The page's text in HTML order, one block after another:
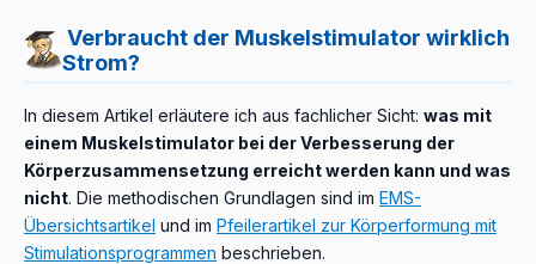
Verbraucht der Muskelstimulator wirklich
Strom?
In diesem Artikel erläutere ich aus fachlicher Sicht: was mit
einem Muskelstimulator bei der Verbesserung der
Körperzusammensetzung erreicht werden kann und was
nicht. Die methodischen Grundlagen sind im EMS-
Übersichtsartikel und im Pfeilerartikel zur Körperformung mit
Stimulationsprogrammen beschrieben.